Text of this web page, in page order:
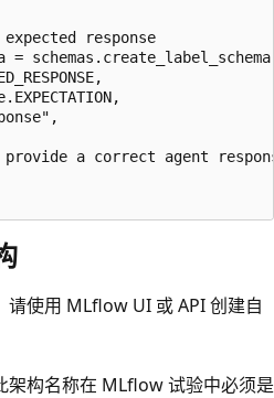
response
=
a correct agent
请使用 MLflow UI 或 API 创建自
架构名称在 MLflow 试验中必须是